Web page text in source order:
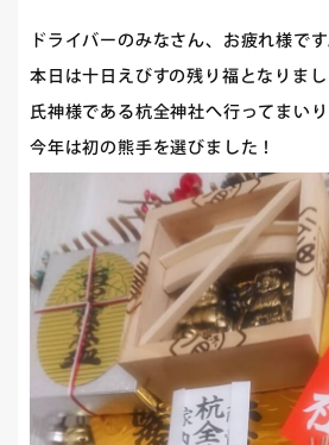
ドライバーのみなさん、お疲れ様です
本日は十日えびすの残り福となりまし
氏神様である杭全神社へ行ってまいり
今年は初の熊手を選びました！